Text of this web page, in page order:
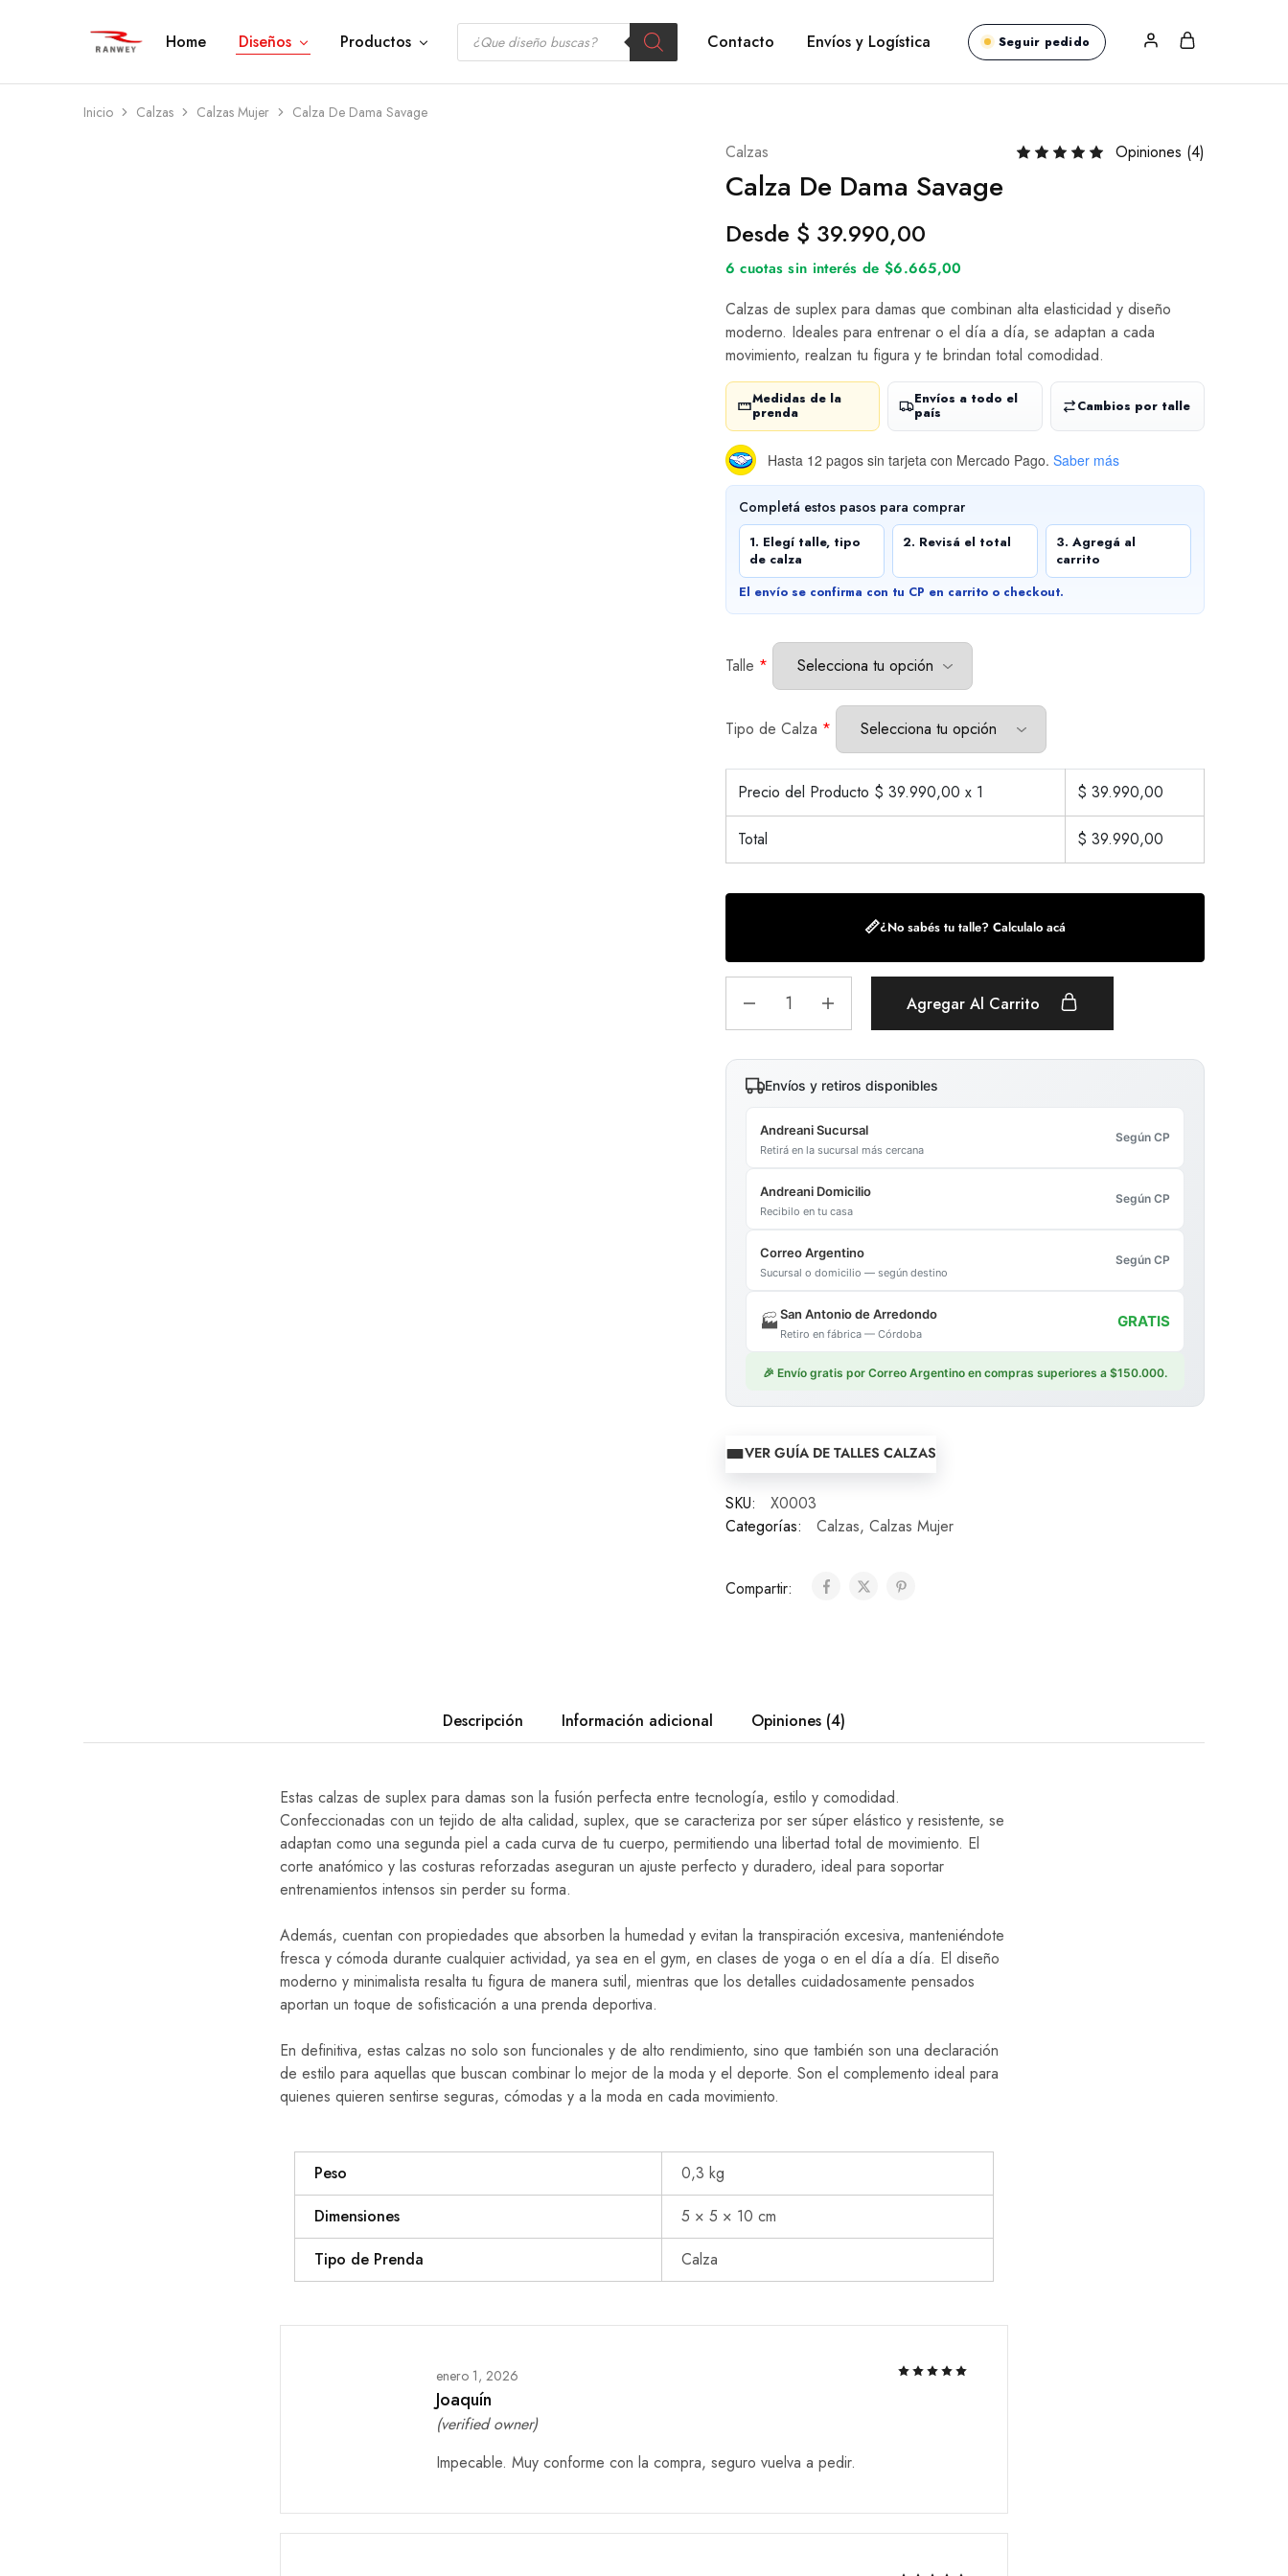
Ranwey
Tu
Tu
Diseño
Tu
Tu
—
Remeras,
Home Diseños Productos Contacto Envíos y Logística Seguir pedido
Inicio Calzas Calzas Mujer Calza De Dama Savage
Calzas Opiniones (4)
Calza De Dama Savage
Desde $ 39.990,00
6 cuotas sin interés de $6.665,00
Calzas de suplex para damas que combinan alta elasticidad y diseño
moderno. Ideales para entrenar o el día a día, se adaptan a cada
movimiento, realzan tu figura y te brindan total comodidad.
Medidas de la
prenda
Envíos a todo el
país
Cambios por talle
Hasta 12 pagos sin tarjeta con Mercado Pago. Saber más
Completá estos pasos para comprar
1. Elegí talle, tipo
de calza
2. Revisá el total
3. Agregá al
carrito
El envío se confirma con tu CP en carrito o checkout.
Talle *
Tipo de Calza *
Precio del Producto $ 39.990,00 x 1 $ 39.990,00
Total $ 39.990,00
📏¿No sabés tu talle? Calculalo acá
Agregar Al Carrito
Envíos y retiros disponibles
Andreani Sucursal
Retirá en la sucursal más cercana
Según CP
Andreani Domicilio
Recibilo en tu casa
Según CP
Correo Argentino
Sucursal o domicilio — según destino
Según CP
🏭San Antonio de Arredondo
Retiro en fábrica — Córdoba
GRATIS
🎉 Envío gratis por Correo Argentino en compras superiores a $150.000.
VER GUÍA DE TALLES CALZAS
SKU:
X0003
Categorías:
Calzas, Calzas Mujer
Compartir:
Descripción Información adicional Opiniones (4)
Estas calzas de suplex para damas son la fusión perfecta entre tecnología, estilo y comodidad.
Confeccionadas con un tejido de alta calidad, suplex, que se caracteriza por ser súper elástico y resistente, se
adaptan como una segunda piel a cada curva de tu cuerpo, permitiendo una libertad total de movimiento. El
corte anatómico y las costuras reforzadas aseguran un ajuste perfecto y duradero, ideal para soportar
entrenamientos intensos sin perder su forma.
Además, cuentan con propiedades que absorben la humedad y evitan la transpiración excesiva, manteniéndote
fresca y cómoda durante cualquier actividad, ya sea en el gym, en clases de yoga o en el día a día. El diseño
moderno y minimalista resalta tu figura de manera sutil, mientras que los detalles cuidadosamente pensados
aportan un toque de sofisticación a una prenda deportiva.
En definitiva, estas calzas no solo son funcionales y de alto rendimiento, sino que también son una declaración
de estilo para aquellas que buscan combinar lo mejor de la moda y el deporte. Son el complemento ideal para
quienes quieren sentirse seguras, cómodas y a la moda en cada movimiento.
Peso
0,3 kg
Dimensiones
5 × 5 × 10 cm
Tipo de Prenda
Calza
enero 1, 2026
Joaquín
(verified owner)
Impecable. Muy conforme con la compra, seguro vuelva a pedir.